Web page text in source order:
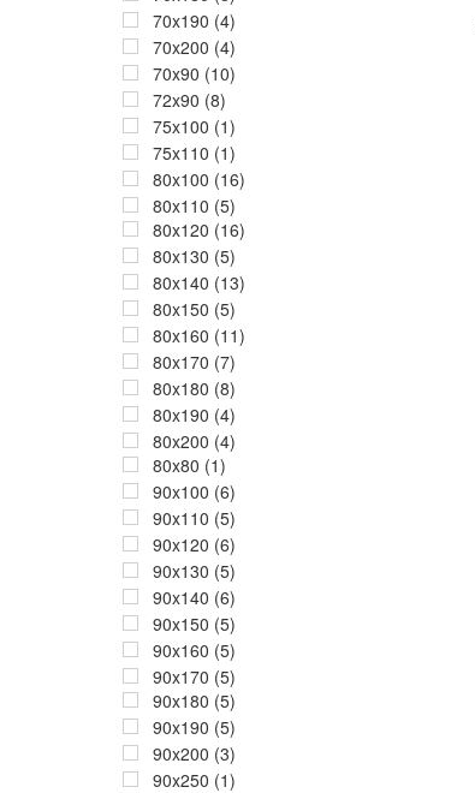
70x190 (4)
70x200 (4)
70x90 (10)
72x90 (8)
75x100 (1)
75x110 (1)
80x100 (16)
80x110 (5)
80x120 (16)
80x130 (5)
80x140 (13)
80x150 (5)
80x160 (11)
80x170 (7)
80x180 (8)
80x190 (4)
80x200 (4)
80x80 (1)
90x100 (6)
90x110 (5)
90x120 (6)
90x130 (5)
90x140 (6)
90x150 (5)
90x160 (5)
90x170 (5)
90x180 (5)
90x190 (5)
90x200 (3)
90x250 (1)